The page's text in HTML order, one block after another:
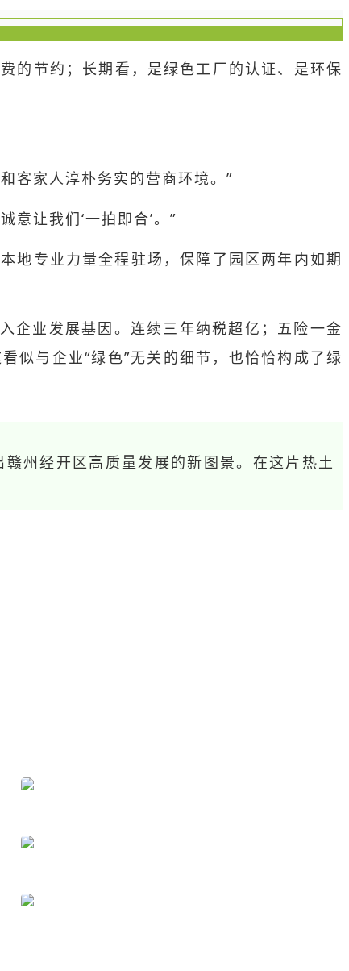
的节约；长期看，是绿色工厂的认证、是环保
客家人淳朴务实的营商环境。”
让我们‘一拍即合’。”
地专业力量全程驻场，保障了园区两年内如期
企业发展基因。连续三年纳税超亿；五险一金
似与企业“绿色”无关的细节，也恰恰构成了绿
州经开区高质量发展的新图景。在这片热土